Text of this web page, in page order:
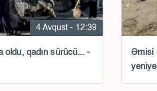
4 Avqust - 12:39
oldu, qadın sürücü... -
Əmisi